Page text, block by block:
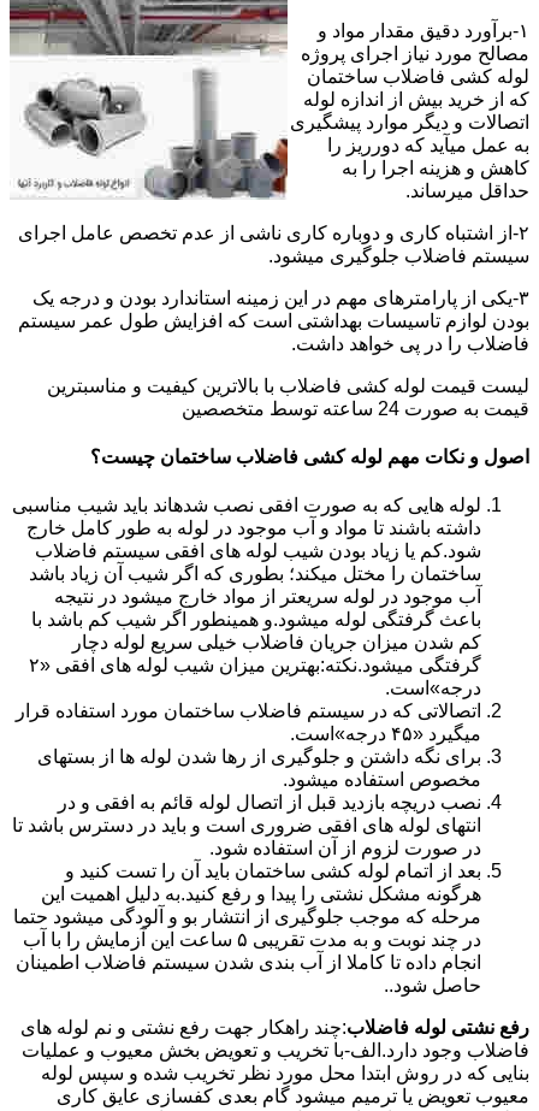
۱-برآورد دقیق مقدار مواد و
مصالح مورد نیاز اجرای پروژه
لوله کشی فاضلاب ساختمان
که از خرید بیش از اندازه لوله
اتصالات و دیگر موارد پیشگیری
به عمل میآید که دورریز را
کاهش و هزینه اجرا را به
حداقل میرساند.
۲-از اشتباه کاری و دوباره کاری ناشی از عدم تخصص عامل اجرای
سیستم فاضلاب جلوگیری میشود.
۳-یکی از پارامترهای مهم در این زمینه استاندارد بودن و درجه یک
بودن لوازم تاسیسات بهداشتی است که افزایش طول عمر سیستم
فاضلاب را در پی خواهد داشت.
لیست قیمت لوله کشی فاضلاب با بالاترین کیفیت و مناسبترین
قیمت به صورت 24 ساعته توسط متخصصین
اصول و نکات مهم لوله کشی فاضلاب ساختمان چیست؟
لوله هایی که به صورت افقی نصب شدهاند باید شیب مناسبی
داشته باشند تا مواد و آب موجود در لوله به طور کامل خارج
شود.کم یا زیاد بودن شیب لوله های افقی سیستم فاضلاب
ساختمان را مختل میکند؛ بطوری که اگر شیب آن زیاد باشد
آب موجود در لوله سریعتر از مواد خارج میشود در نتیجه
باعث گرفتگی لوله میشود.و همینطور اگر شیب کم باشد با
کم شدن میزان جریان فاضلاب خیلی سریع لوله دچار
گرفتگی میشود.نکته:بهترین میزان شیب لوله های افقی «۲
درجه»است.
اتصالاتی که در سیستم فاضلاب ساختمان مورد استفاده قرار
میگیرد «۴۵ درجه»است.
برای نگه داشتن و جلوگیری از رها شدن لوله ها از بستهای
مخصوص استفاده میشود.
نصب دریچه بازدید قبل از اتصال لوله قائم به افقی و در
انتهای لوله های افقی ضروری است و باید در دسترس باشد تا
در صورت لزوم از آن استفاده شود.
بعد از اتمام لوله کشی ساختمان باید آن را تست کنید و
هرگونه مشکل نشتی را پیدا و رفع کنید.به دلیل اهمیت این
مرحله که موجب جلوگیری از انتشار بو و آلودگی میشود حتما
در چند نوبت و به مدت تقریبی ۵ ساعت این آزمایش را با آب
انجام داده تا کاملا از آب بندی شدن سیستم فاضلاب اطمینان
حاصل شود..
رفع نشتی لوله فاضلاب:چند راهکار جهت رفع نشتی و نم لوله های
فاضلاب وجود دارد.الف-با تخریب و تعویض بخش معیوب و عملیات
بنایی که در روش ابتدا محل مورد نظر تخریب شده و سپس لوله
معیوب تعویض یا ترمیم میشود گام بعدی کفسازی عایق کاری